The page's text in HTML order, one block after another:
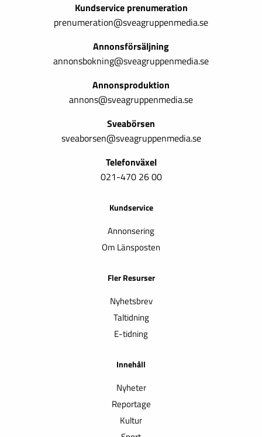
Kundservice prenumeration
prenumeration@sveagruppenmedia.se
Annonsförsäljning
annonsbokning@sveagruppenmedia.se
Annonsproduktion
annons@sveagruppenmedia.se
Sveabörsen
sveaborsen@sveagruppenmedia.se
Telefonväxel
021-470 26 00
Kundservice
Annonsering
Om Länsposten
Fler Resurser
Nyhetsbrev
Taltidning
E-tidning
Innehåll
Nyheter
Reportage
Kultur